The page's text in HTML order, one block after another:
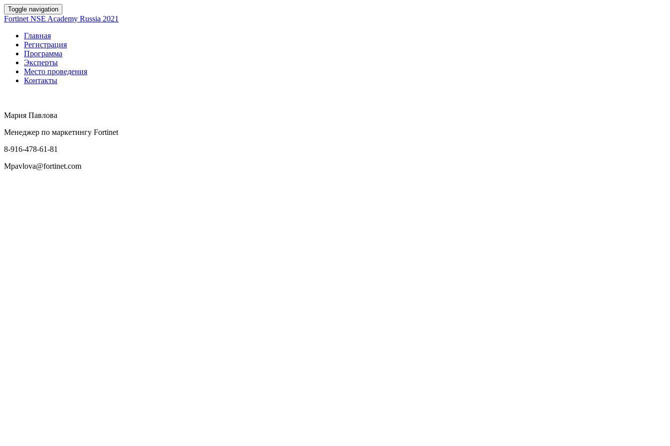
Toggle navigation
Fortinet NSE Academy Russia 2021
Главная
Регистрация
Программа
Эксперты
Место проведения
Контакты
Мария Павлова
Менеджер по маркетингу Fortinet
8-916-478-61-81
Mpavlova@fortinet.com